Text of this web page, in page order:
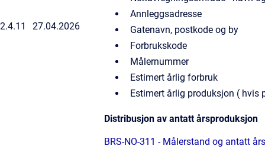
2.4.11 27.04.2026
Annleggsadresse
Gatenavn, postkode og by
Forbrukskode
Målernummer
Estimert årlig forbruk
Estimert årlig produksjon ( hvis
Distribusjon av antatt årsproduksjon
BRS-NO-311 - Målerstand og antatt